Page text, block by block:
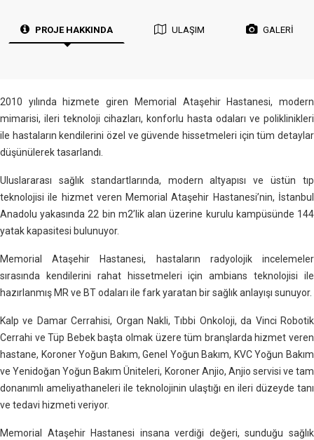
PROJE HAKKINDA ULAŞIM GALERİ
2010 yılında hizmete giren Memorial Ataşehir Hastanesi, modern
mimarisi, ileri teknoloji cihazları, konforlu hasta odaları ve poliklinikleri
ile hastaların kendilerini özel ve güvende hissetmeleri için tüm detaylar
düşünülerek tasarlandı.
Uluslararası sağlık standartlarında, modern altyapısı ve üstün tıp
teknolojisi ile hizmet veren Memorial Ataşehir Hastanesi’nin, İstanbul
Anadolu yakasında 22 bin m2’lik alan üzerine kurulu kampüsünde 144
yatak kapasitesi bulunuyor.
Memorial Ataşehir Hastanesi, hastaların radyolojik incelemeler
sırasında kendilerini rahat hissetmeleri için ambians teknolojisi ile
hazırlanmış MR ve BT odaları ile fark yaratan bir sağlık anlayışı sunuyor.
Kalp ve Damar Cerrahisi, Organ Nakli, Tıbbi Onkoloji, da Vinci Robotik
Cerrahi ve Tüp Bebek başta olmak üzere tüm branşlarda hizmet veren
hastane, Koroner Yoğun Bakım, Genel Yoğun Bakım, KVC Yoğun Bakım
ve Yenidoğan Yoğun Bakım Üniteleri, Koroner Anjio, Anjio servisi ve tam
donanımlı ameliyathaneleri ile teknolojinin ulaştığı en ileri düzeyde tanı
ve tedavi hizmeti veriyor.
Memorial Ataşehir Hastanesi insana verdiği değeri, sunduğu sağlık